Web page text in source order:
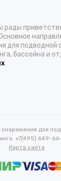
рады
для подводной
бассейна и
для
+7(495) 649-
Карта сайта